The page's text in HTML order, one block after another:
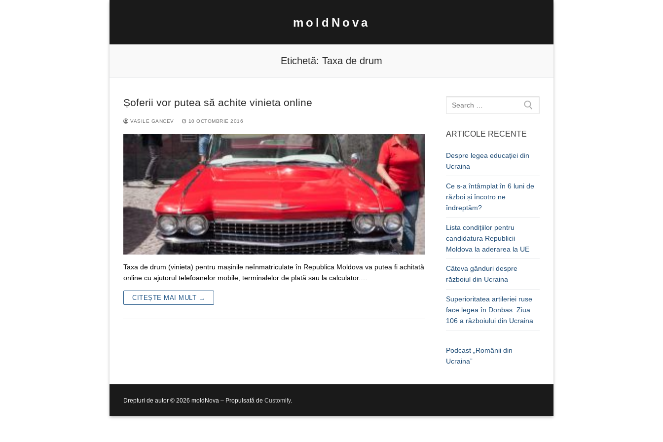
moldNova
după:
Etichetă: Taxa de drum
Șoferii vor putea să achite vinieta online
VASILE GANCEV 10 OCTOMBRIE 2016
Taxa de drum (vinieta) pentru mașinile neînmatriculate în Republica Moldova va putea fi achitată
online cu ajutorul telefoanelor mobile, terminalelor de plată sau la calculator.…
CITEȘTE MAI MULT →
Caută
după:
ARTICOLE RECENTE
Despre legea educației din
Ucraina
Ce s-a întâmplat în 6 luni de
război și încotro ne
îndreptăm?
Lista condițiilor pentru
candidatura Republicii
Moldova la aderarea la UE
Câteva gânduri despre
războiul din Ucraina
Superioritatea artileriei ruse
face legea în Donbas. Ziua
106 a războiului din Ucraina
Podcast „Românii din
Ucraina”
Drepturi de autor © 2026 moldNova – Propulsată de Customify.